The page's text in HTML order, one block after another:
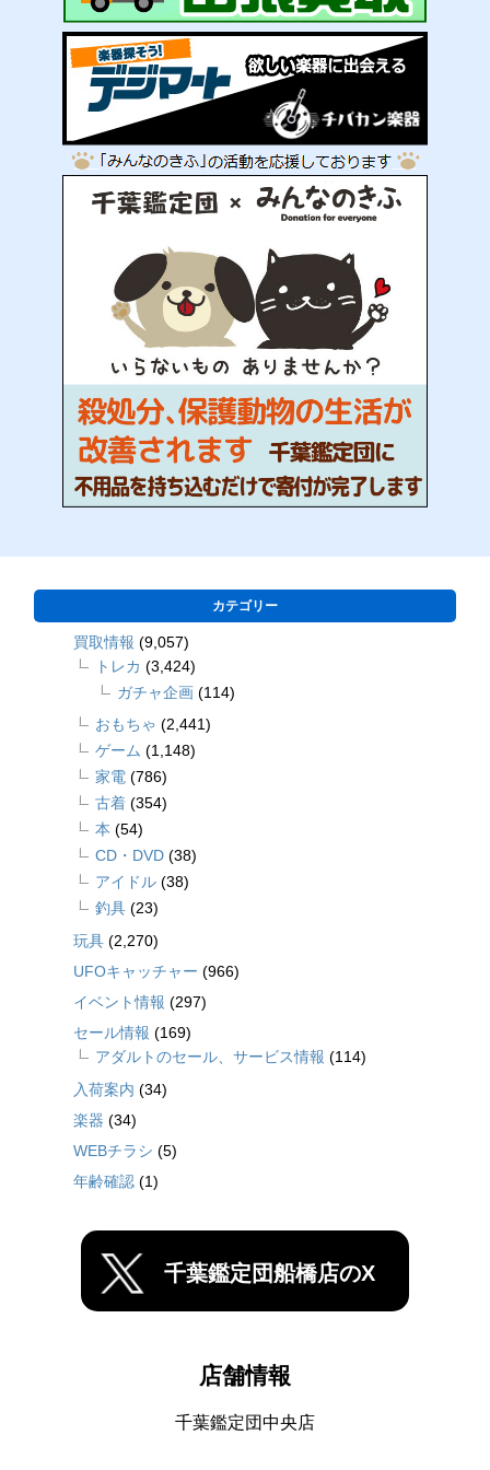
カテゴリー
買取情報 (9,057)
トレカ (3,424)
ガチャ企画 (114)
おもちゃ (2,441)
ゲーム (1,148)
家電 (786)
古着 (354)
本 (54)
CD・DVD (38)
アイドル (38)
釣具 (23)
玩具 (2,270)
UFOキャッチャー (966)
イベント情報 (297)
セール情報 (169)
アダルトのセール、サービス情報 (114)
入荷案内 (34)
楽器 (34)
WEBチラシ (5)
年齢確認 (1)
千葉鑑定団船橋店のX
店舗情報
千葉鑑定団中央店